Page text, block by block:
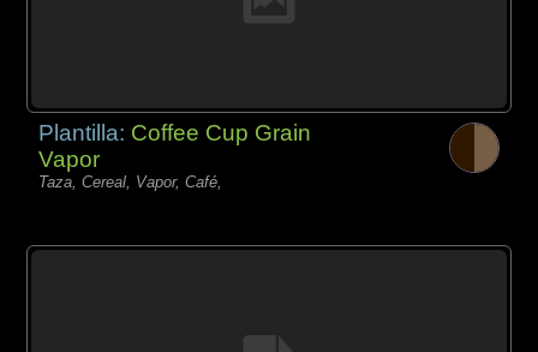
Plantilla: Coffee Cup Grain
Vapor
Taza, Cereal, Vapor, Café,